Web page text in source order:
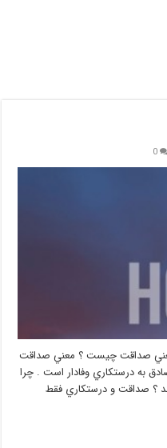
0
صداقت چيست ؟ معني صداقت
به درستكاري وفادار است . چرا
؟ صداقت و درستكاري فقط